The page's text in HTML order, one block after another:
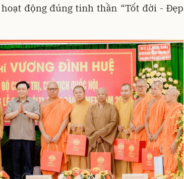
động đúng tinh thần “Tốt đời - Đẹp